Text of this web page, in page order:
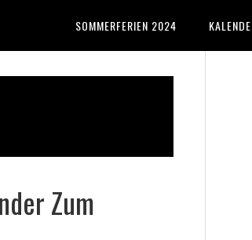
SOMMERFERIEN 2024
Zum